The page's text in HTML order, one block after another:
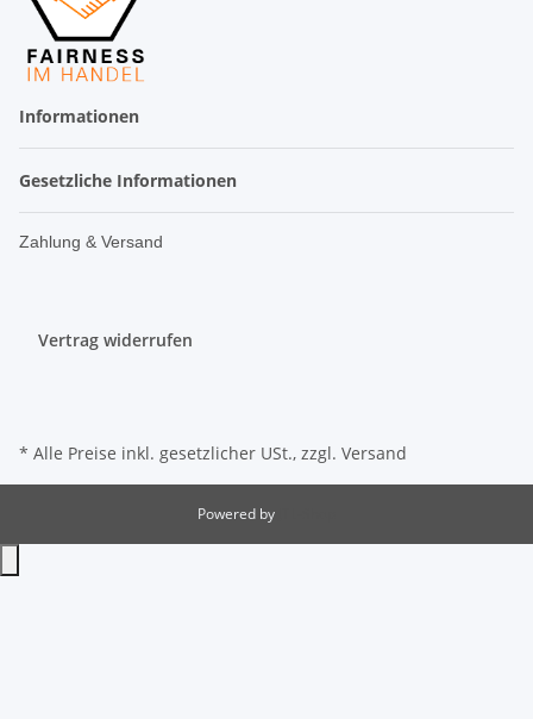
Informationen
Gesetzliche Informationen
Zahlung & Versand
Vertrag widerrufen
* Alle Preise inkl. gesetzlicher USt., zzgl. Versand
Powered by